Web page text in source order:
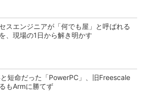
スエンジニアが「何でも屋」と呼ばれる
、現場の1日から解き明かす
短命だった「PowerPC」、旧Freescale
もArmに勝てず